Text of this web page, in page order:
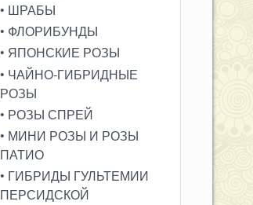
• ШРАБЫ
• ФЛОРИБУНДЫ
• ЯПОНСКИЕ РОЗЫ
• ЧАЙНО-ГИБРИДНЫЕ
РОЗЫ
• РОЗЫ СПРЕЙ
• МИНИ РОЗЫ И РОЗЫ
ПАТИО
• ГИБРИДЫ ГУЛЬТЕМИИ
ПЕРСИДСКОЙ